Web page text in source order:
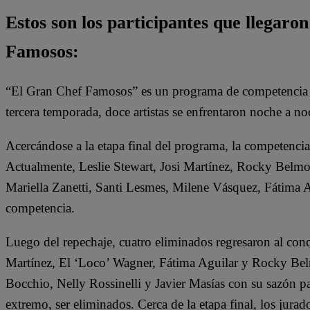
Estos son los participantes que
Famosos:
“El Gran Chef Famosos” es un programa de
tercera temporada, doce artistas se enfrentaron noche a
Acercándose a la etapa final del programa, la
Actualmente, Leslie Stewart, Josi Martínez, Rocky
Mariella Zanetti, Santi Lesmes, Milene Vásquez, Fátima
competencia.
Luego del repechaje, cuatro eliminados regresaron al
Martínez, El ‘Loco’ Wagner, Fátima Aguilar y Rocky
Bocchio, Nelly Rossinelli y Javier Masías con su sazón
extremo, ser eliminados. Cerca de la etapa final, los